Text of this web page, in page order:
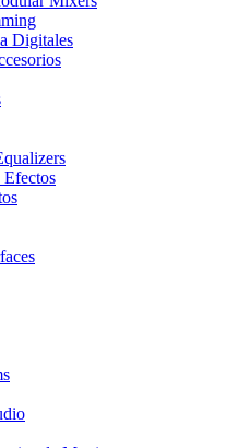
Digitales
Efectos